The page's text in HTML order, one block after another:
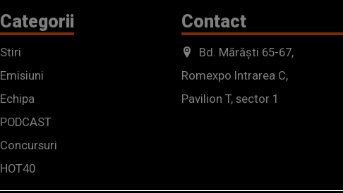
Categorii
Stiri
Emisiuni
Echipa
PODCAST
Concursuri
HOT40
Contact
Bd. Mărăști 65-67,
Romexpo Intrarea C,
Pavilion T, sector 1